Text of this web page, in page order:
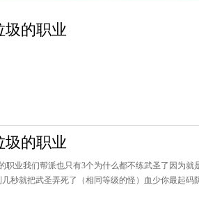
圾的职业
圾的职业
职业我们帮派也只有3个为什么都不练武圣了因为
秒就把武圣弄死了（相同等级的怪）血少你最起码